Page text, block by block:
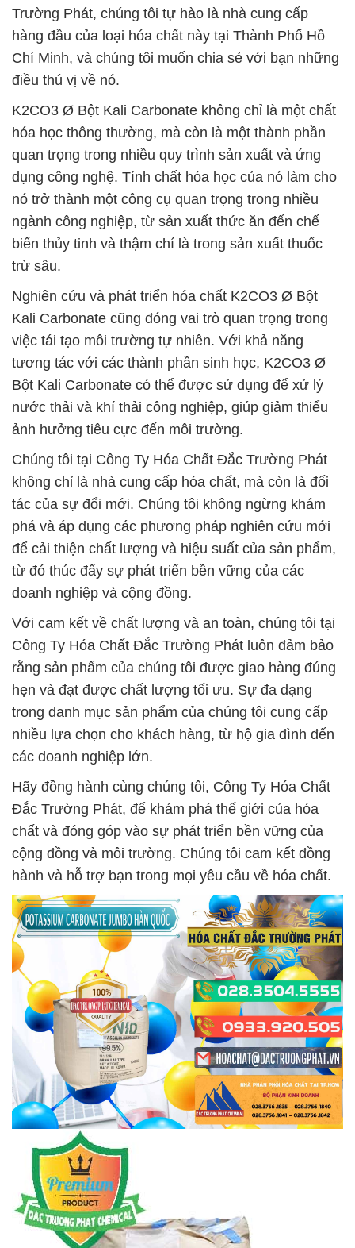
Trường Phát, chúng tôi tự hào là nhà cung cấp
hàng đầu của loại hóa chất này tại Thành Phố Hồ
Chí Minh, và chúng tôi muốn chia sẻ với bạn những
điều thú vị về nó.
K2CO3 Ø Bột Kali Carbonate không chỉ là một chất
hóa học thông thường, mà còn là một thành phần
quan trọng trong nhiều quy trình sản xuất và ứng
dụng công nghệ. Tính chất hóa học của nó làm cho
nó trở thành một công cụ quan trọng trong nhiều
ngành công nghiệp, từ sản xuất thức ăn đến chế
biến thủy tinh và thậm chí là trong sản xuất thuốc
trừ sâu.
Nghiên cứu và phát triển hóa chất K2CO3 Ø Bột
Kali Carbonate cũng đóng vai trò quan trọng trong
việc tái tạo môi trường tự nhiên. Với khả năng
tương tác với các thành phần sinh học, K2CO3 Ø
Bột Kali Carbonate có thể được sử dụng để xử lý
nước thải và khí thải công nghiệp, giúp giảm thiểu
ảnh hưởng tiêu cực đến môi trường.
Chúng tôi tại Công Ty Hóa Chất Đắc Trường Phát
không chỉ là nhà cung cấp hóa chất, mà còn là đối
tác của sự đổi mới. Chúng tôi không ngừng khám
phá và áp dụng các phương pháp nghiên cứu mới
để cải thiện chất lượng và hiệu suất của sản phẩm,
từ đó thúc đẩy sự phát triển bền vững của các
doanh nghiệp và cộng đồng.
Với cam kết về chất lượng và an toàn, chúng tôi tại
Công Ty Hóa Chất Đắc Trường Phát luôn đảm bảo
rằng sản phẩm của chúng tôi được giao hàng đúng
hẹn và đạt được chất lượng tối ưu. Sự đa dạng
trong danh mục sản phẩm của chúng tôi cung cấp
nhiều lựa chọn cho khách hàng, từ hộ gia đình đến
các doanh nghiệp lớn.
Hãy đồng hành cùng chúng tôi, Công Ty Hóa Chất
Đắc Trường Phát, để khám phá thế giới của hóa
chất và đóng góp vào sự phát triển bền vững của
cộng đồng và môi trường. Chúng tôi cam kết đồng
hành và hỗ trợ bạn trong mọi yêu cầu về hóa chất.